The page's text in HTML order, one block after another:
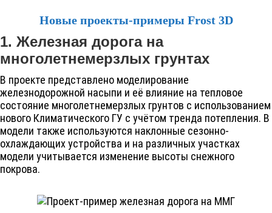
Новые проекты-примеры Frost 3D
1. Железная дорога на
многолетнемерзлых грунтах
В проекте представлено моделирование
железнодорожной насыпи и её влияние на тепловое
состояние многолетнемерзлых грунтов с использованием
нового Климатического ГУ с учётом тренда потепления. В
модели также используются наклонные сезонно-
охлаждающих устройства и на различных участках
модели учитывается изменение высоты снежного
покрова.